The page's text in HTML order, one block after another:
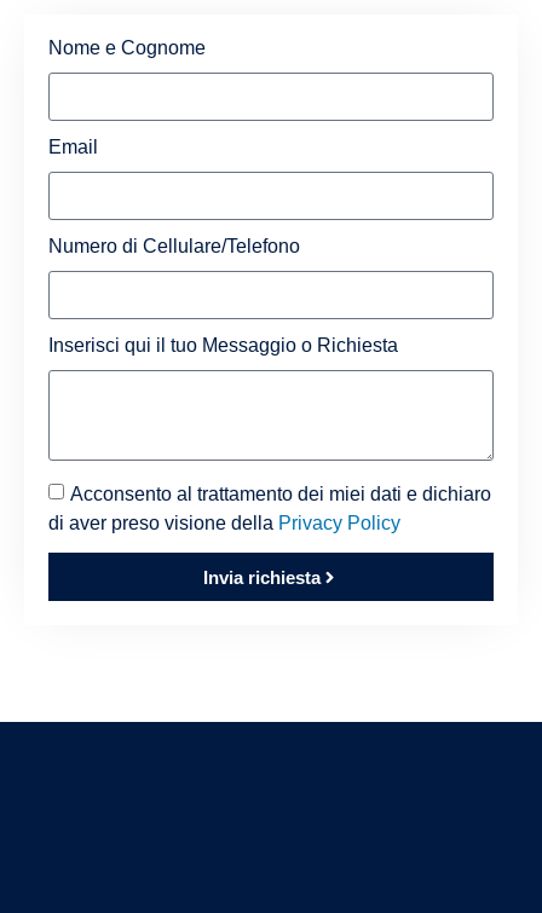
Nome e Cognome
Email
Numero di Cellulare/Telefono
Inserisci qui il tuo Messaggio o Richiesta
Acconsento al trattamento dei miei dati e dichiaro
di aver preso visione della Privacy Policy
Invia richiesta